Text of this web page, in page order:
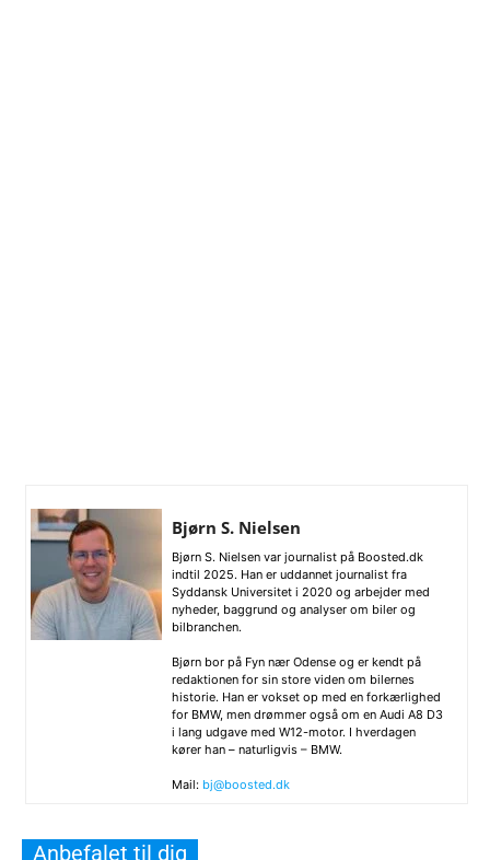
Bjørn S. Nielsen
Bjørn S. Nielsen var journalist på Boosted.dk
indtil 2025. Han er uddannet journalist fra
Syddansk Universitet i 2020 og arbejder med
nyheder, baggrund og analyser om biler og
bilbranchen.
Bjørn bor på Fyn nær Odense og er kendt på
redaktionen for sin store viden om bilernes
historie. Han er vokset op med en forkærlighed
for BMW, men drømmer også om en Audi A8 D3
i lang udgave med W12-motor. I hverdagen
kører han – naturligvis – BMW.
Mail: bj@boosted.dk